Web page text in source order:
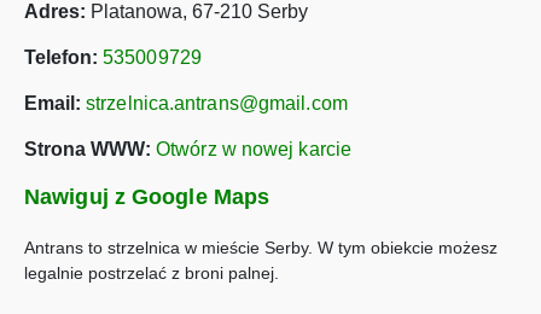
Adres: Platanowa, 67-210 Serby
Telefon: 535009729
Email: strzelnica.antrans@gmail.com
Strona WWW: Otwórz w nowej karcie
Nawiguj z Google Maps
Antrans to strzelnica w mieście Serby. W tym obiekcie możesz
legalnie postrzelać z broni palnej.